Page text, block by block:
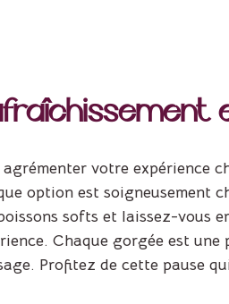
agrémenter votre expérience
option est soigneusement
softs et laissez-vous
Chaque gorgée est
Profitez de cette pause